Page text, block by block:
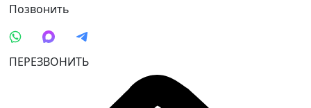
Позвонить
ПЕРЕЗВОНИТЬ